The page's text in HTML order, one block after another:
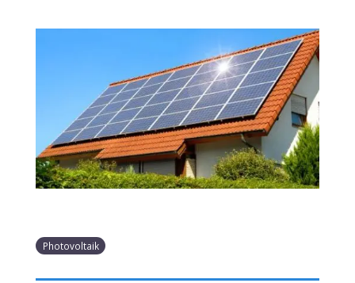
Photovoltaik